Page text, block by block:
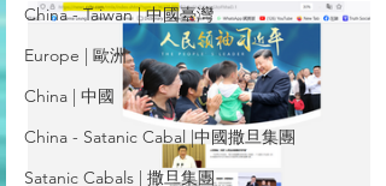
China - Taiwan | 中國臺灣
Europe | 歐洲
China | 中國
China - Satanic Cabal |中國撒旦集團
Satanic Cabals | 撒旦集團